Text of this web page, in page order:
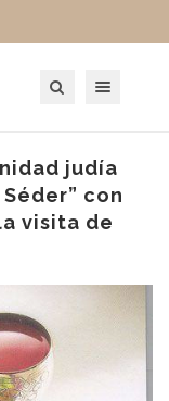
judía
con
visita de